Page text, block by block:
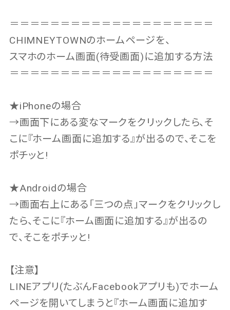
＝＝＝＝＝＝＝＝＝＝＝＝＝＝＝＝＝＝＝＝
CHIMNEYTOWNのホームページを、
スマホのホーム画面(待受画面)に追加する方法
＝＝＝＝＝＝＝＝＝＝＝＝＝＝＝＝＝＝＝＝
★iPhoneの場合
→画面下にある変なマークをクリックしたら、そ
こに『ホーム画面に追加する』が出るので、そこを
ポチッと!
★Androidの場合
→画面右上にある「三つの点」マークをクリックし
たら、そこに『ホーム画面に追加する』が出るの
で、そこをポチッと!
【注意】
LINEアプリ(たぶんFacebookアプリも)でホーム
ページを開いてしまうと『ホーム画面に追加す